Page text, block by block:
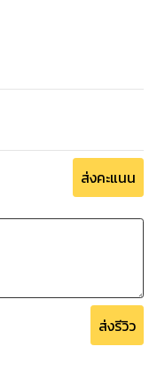
ส่งคะแนน
ส่งรีวิว